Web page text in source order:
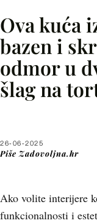
Ova kuća
bazen i
odmor u
šlag na
26-06-2025
Piše Zadovoljna.hr
Ako volite interijere
funkcionalnosti i
X